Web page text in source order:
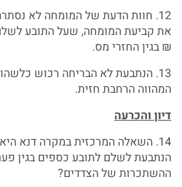
12. חוות הדעת של המומחה לא
₪ בגין החזרי מס.
13. הנתבעת לא הבריחה רכוש
המהווה הרחבת חזית.
דיון והכרעה
14. השאלה המרכזית במקרה דנא
הנתבעת לשלם לתובע כספים בגין
ההשתכרות של הצדדים?